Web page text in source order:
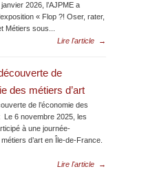
2026, l’AJPME a
« Flop ?! Oser, rater,
Métiers sous...
Lire l'article
→
de
des métiers d’art
de l’économie des
Le 6 novembre 2025, les
à une journée-
d’art en Île-de-France.
Lire l'article
→